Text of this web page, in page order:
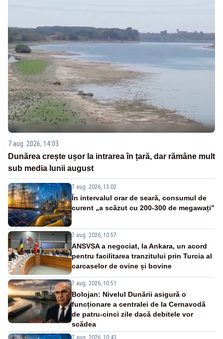
7 aug. 2026, 14:03
Dunărea crește ușor la intrarea în țară, dar rămâne mult
sub media lunii august
7 aug. 2026, 13:02
În intervalul orar de seară, consumul de
curent „a scăzut cu 200-300 de megawați”
7 aug. 2026, 10:57
ANSVSA a negociat, la Ankara, un acord
pentru facilitarea tranzitului prin Turcia al
carcaselor de ovine și bovine
7 aug. 2026, 10:51
Bolojan: Nivelul Dunării asigură o
funcționare a centralei de la Cernavodă
de patru-cinci zile dacă debitele vor
scădea
7 aug. 2026, 10:43